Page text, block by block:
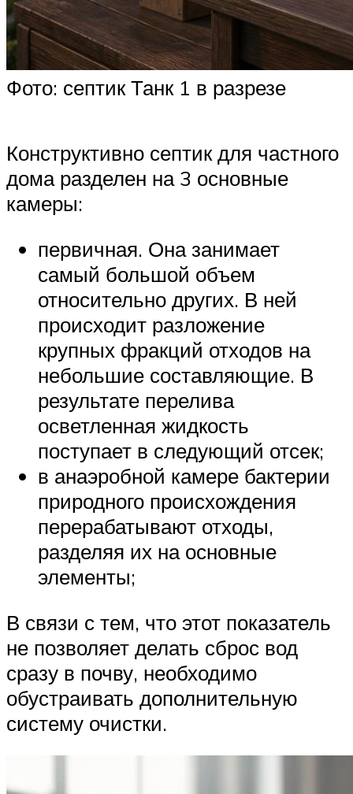
Фото: септик Танк 1 в разрезе
Конструктивно септик для частного
дома разделен на 3 основные
камеры:
первичная. Она занимает
самый большой объем
относительно других. В ней
происходит разложение
крупных фракций отходов на
небольшие составляющие. В
результате перелива
осветленная жидкость
поступает в следующий отсек;
в анаэробной камере бактерии
природного происхождения
перерабатывают отходы,
разделяя их на основные
элементы;
В связи с тем, что этот показатель
не позволяет делать сброс вод
сразу в почву, необходимо
обустраивать дополнительную
систему очистки.